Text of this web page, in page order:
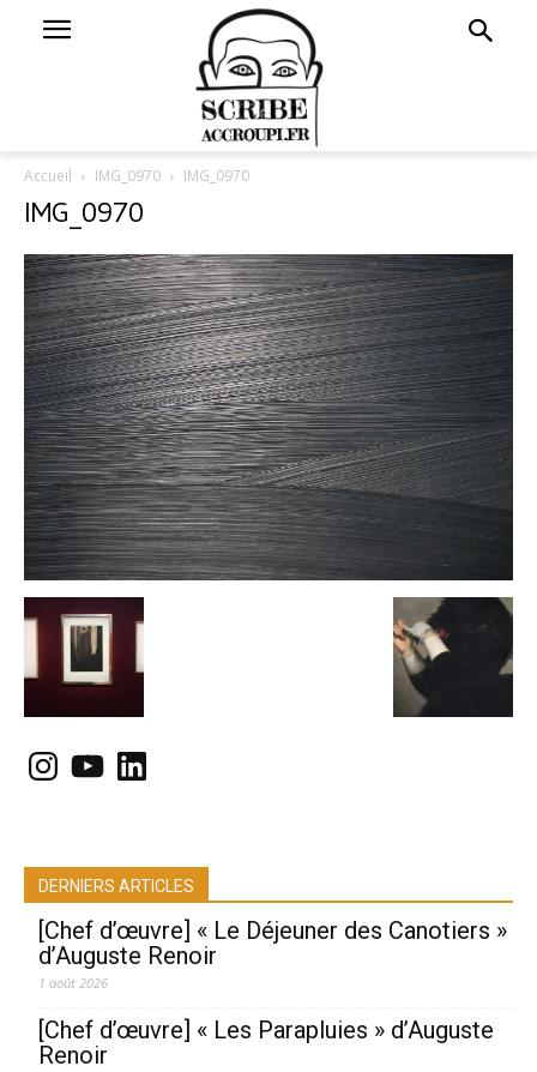
Accueil IMG_0970 IMG_0970
IMG_0970
Instagram
YouTubeLinkedIn
DERNIERS ARTICLES
[Chef d’œuvre] « Le Déjeuner des Canotiers »
d’Auguste Renoir
1 août 2026
[Chef d’œuvre] « Les Parapluies » d’Auguste
Renoir